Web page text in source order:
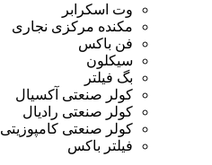
وت اسکرابر
مکنده مرکزی نجاری
فن باکس
سیکلون
بگ فیلتر
کولر صنعتی آکسیال
کولر صنعتی رادیال
کولر صنعتی کامپوزیتی
فیلتر باکس